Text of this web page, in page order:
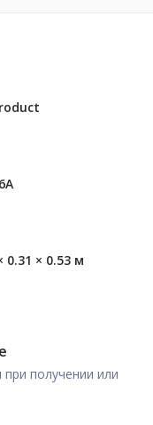
0.31 × 0.53 м
получении или